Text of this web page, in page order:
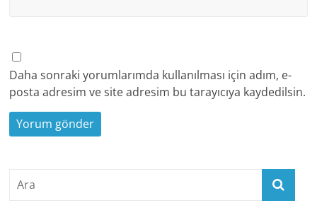
Daha sonraki yorumlarımda kullanılması için adım, e-
posta adresim ve site adresim bu tarayıcıya kaydedilsin.